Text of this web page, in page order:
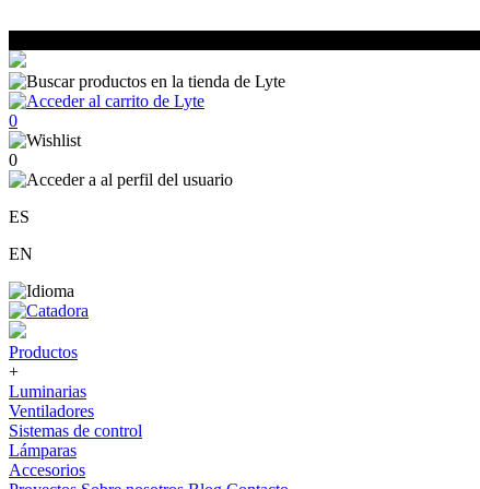
0
0
ES
EN
Productos
+
Luminarias
Ventiladores
Sistemas de control
Lámparas
Accesorios